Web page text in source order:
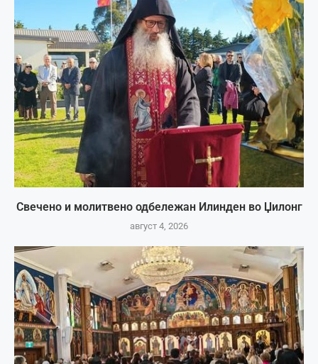
Свечено и молитвено одбележан Илинден во Џилонг
август 4, 2026